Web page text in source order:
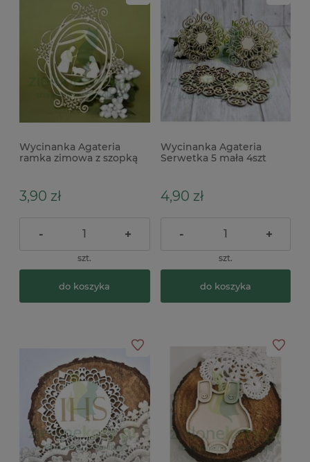
Wycinanka Agateria
ramka zimowa z szopką
3,90 zł
- +
szt.
do koszyka
Wycinanka Agateria
Serwetka 5 mała 4szt
4,90 zł
- +
szt.
do koszyka